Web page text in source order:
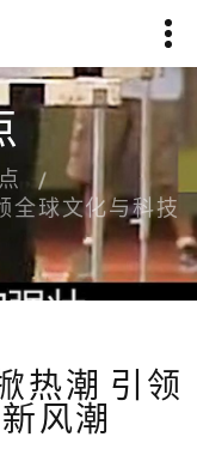
全球文化与科技
热潮 引领
风潮